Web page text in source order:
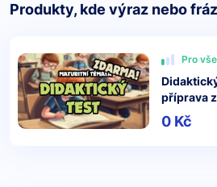
Produkty, kde výraz nebo
Pro
příprava
0 Kč